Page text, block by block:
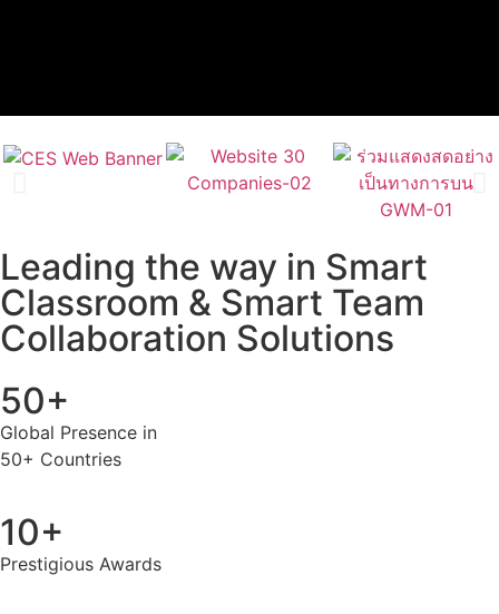
Leading the way in Smart
Classroom & Smart Team
Collaboration Solutions
50+
Global Presence in
50+ Countries
10+
Prestigious Awards